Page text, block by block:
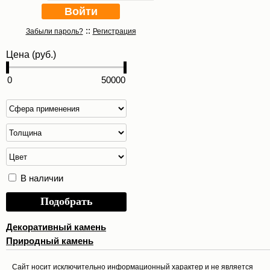
Забыли пароль?:: Регистрация
Цена (руб.)
В наличии
Подобрать
Декоративный камень
Природный камень
Cайт носит исключительно информационный характер и не является